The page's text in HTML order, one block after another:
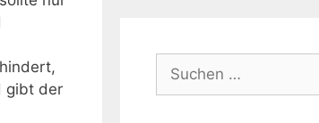
gibt der
Suchen
nach: